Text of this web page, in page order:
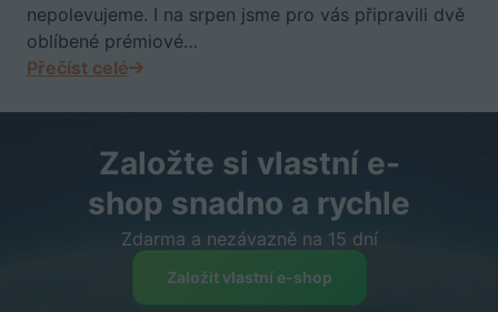
nepolevujeme. I na srpen jsme pro vás připravili dvě
oblíbené prémiové…
Přečíst celé
Založte si vlastní e-
shop snadno a rychle
Zdarma a nezávazně na 15 dní
Založit vlastní e-shop